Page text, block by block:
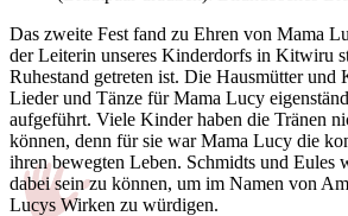
Das zweite Fest fand zu Ehren von Mama
der Leiterin unseres Kinderdorfs in Kitwiru
Ruhestand getreten ist. Die Hausmütter und
Lieder und Tänze für Mama Lucy
aufgeführt. Viele Kinder haben die Tränen
können, denn für sie war Mama Lucy die
ihren bewegten Leben. Schmidts und Eules
dabei sein zu können, um im Namen von
Lucys Wirken zu würdigen.